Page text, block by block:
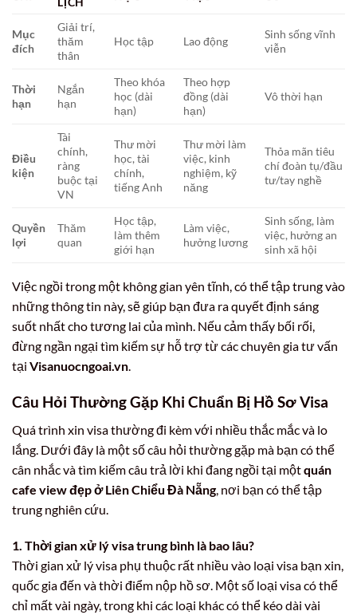
Mục
đích
Giải trí,
thăm
thân
Học tập Lao động
Sinh sống vĩnh
viễn
Thời
hạn
Ngắn
hạn
Theo khóa
học (dài
hạn)
Theo hợp
đồng (dài
hạn)
Vô thời hạn
Điều
kiện
Tài
chính,
ràng
buộc tại
VN
Thư mời
học, tài
chính,
tiếng Anh
Thư mời làm
việc, kinh
nghiệm, kỹ
năng
Thỏa mãn tiêu
chí đoàn tụ/đầu
tư/tay nghề
Quyền
lợi
Thăm
quan
Học tập,
làm thêm
giới hạn
Làm việc,
hưởng lương
Sinh sống, làm
việc, hưởng an
sinh xã hội
Việc ngồi trong một không gian yên tĩnh, có thể tập trung vào
những thông tin này, sẽ giúp bạn đưa ra quyết định sáng
suốt nhất cho tương lai của mình. Nếu cảm thấy bối rối,
đừng ngần ngại tìm kiếm sự hỗ trợ từ các chuyên gia tư vấn
tại Visanuocngoai.vn.
Câu Hỏi Thường Gặp Khi Chuẩn Bị Hồ Sơ Visa
Quá trình xin visa thường đi kèm với nhiều thắc mắc và lo
lắng. Dưới đây là một số câu hỏi thường gặp mà bạn có thể
cân nhắc và tìm kiếm câu trả lời khi đang ngồi tại mộtquán
cafe view đẹp ở Liên Chiểu Đà Nẵng, nơi bạn có thể tập
trung nghiên cứu.
1. Thời gian xử lý visa trung bình là bao lâu?
Thời gian xử lý visa phụ thuộc rất nhiều vào loại visa bạn xin,
quốc gia đến và thời điểm nộp hồ sơ. Một số loại visa có thể
chỉ mất vài ngày, trong khi các loại khác có thể kéo dài vài